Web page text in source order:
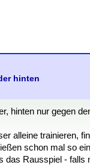
hinten
hinten nur gegen
alleine trainieren,
schon mal so
das Rausspiel -